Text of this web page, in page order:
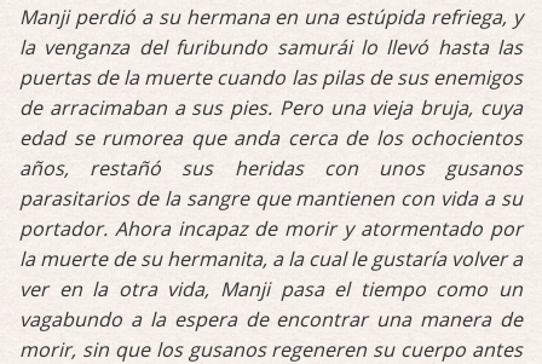
Manji perdió a su hermana en una estúpida refriega, y
la venganza del furibundo samurái lo llevó hasta las
puertas de la muerte cuando las pilas de sus enemigos
de arracimaban a sus pies. Pero una vieja bruja, cuya
edad se rumorea que anda cerca de los ochocientos
años, restañó sus heridas con unos gusanos
parasitarios de la sangre que mantienen con vida a su
portador. Ahora incapaz de morir y atormentado por
la muerte de su hermanita, a la cual le gustaría volver a
ver en la otra vida, Manji pasa el tiempo como un
vagabundo a la espera de encontrar una manera de
morir, sin que los gusanos regeneren su cuerpo antes